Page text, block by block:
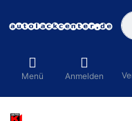
Menü Anmelden